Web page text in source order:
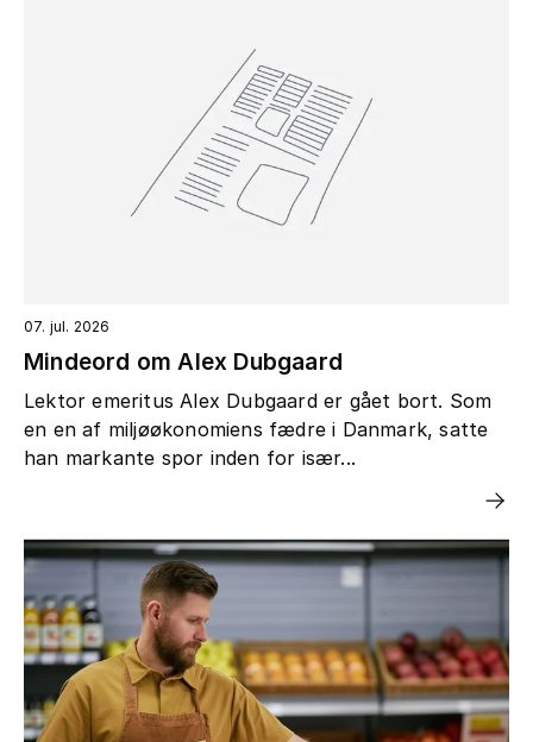
07. jul. 2026
Mindeord om Alex Dubgaard
Lektor emeritus Alex Dubgaard er gået bort. Som
en en af miljøøkonomiens fædre i Danmark, satte
han markante spor inden for især...